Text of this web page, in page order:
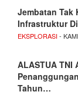
Jembatan Tak
Infrastruktur
EKSPLORASI-
ALASTUA TNI
Tahun…